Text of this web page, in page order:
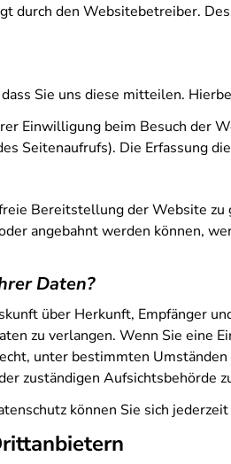
durch den Websitebetreiber.
Sie uns diese mitteilen.
Einwilligung beim Besuch der
Seitenaufrufs). Die Erfassung
Bereitstellung der Website
angebahnt werden können,
Daten?
über Herkunft, Empfänger
zu verlangen. Wenn Sie
unter bestimmten
zuständigen Aufsichtsbehörde
können Sie sich